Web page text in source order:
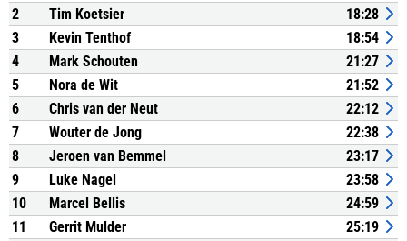
2
Tim Koetsier
18:28
3
Kevin Tenthof
18:54
4
Mark Schouten
21:27
5
Nora de Wit
21:52
6
Chris van der Neut
22:12
7
Wouter de Jong
22:38
8
Jeroen van Bemmel
23:17
9
Luke Nagel
23:58
10
Marcel Bellis
24:59
11
Gerrit Mulder
25:19